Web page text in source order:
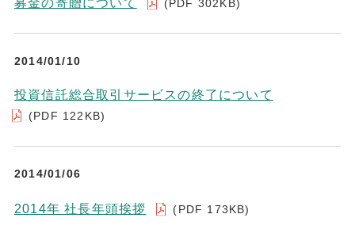
募金の寄贈について (PDF 302KB)
2014/01/10
投資信託総合取引サービスの終了について
(PDF 122KB)
2014/01/06
2014年 社長年頭挨拶 (PDF 173KB)